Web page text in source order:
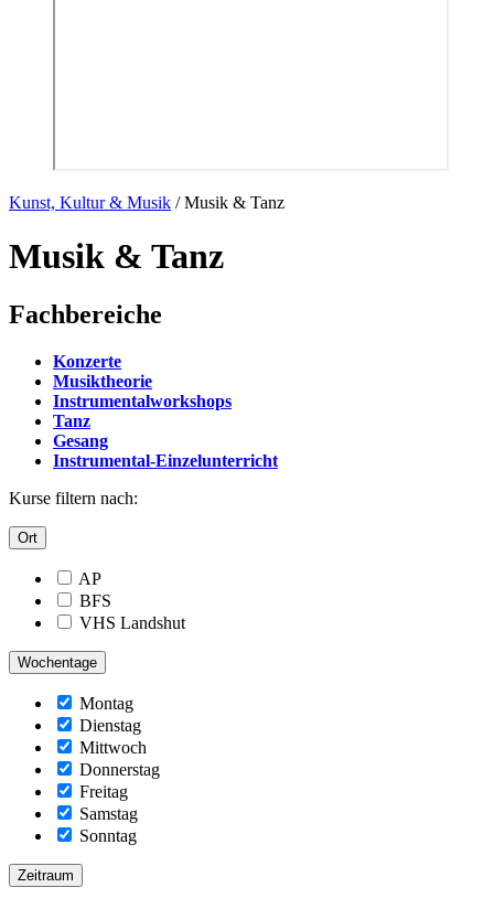
Kunst, Kultur & Musik /Musik & Tanz
Musik & Tanz
Fachbereiche
Konzerte
Musiktheorie
Instrumentalworkshops
Tanz
Gesang
Instrumental-Einzelunterricht
Kurse filtern nach:
Ort
AP
BFS
VHS Landshut
Wochentage
Montag
Dienstag
Mittwoch
Donnerstag
Freitag
Samstag
Sonntag
Zeitraum